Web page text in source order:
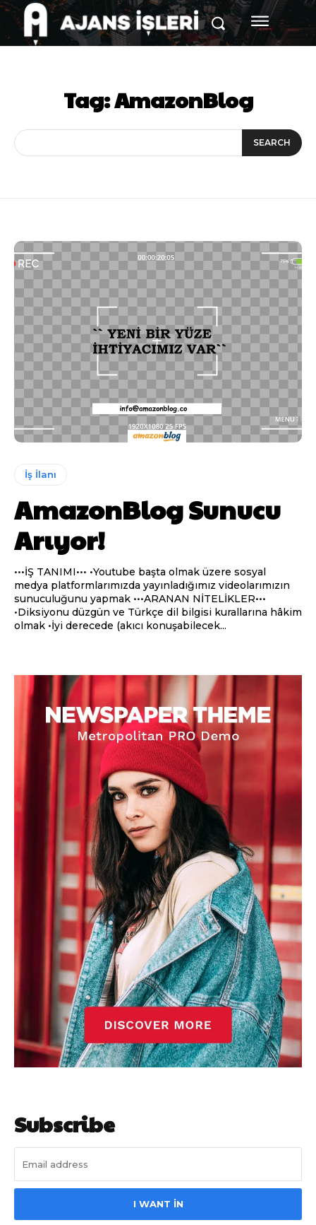
Tag:AmazonBlog
SEARCH
İş İlanı
AmazonBlog Sunucu
Arıyor!
•••İŞ TANIMI••• •Youtube başta olmak üzere sosyal
medya platformlarımızda yayınladığımız videolarımızın
sunuculuğunu yapmak •••ARANAN NİTELİKLER•••
•Diksiyonu düzgün ve Türkçe dil bilgisi kurallarına hâkim
olmak •İyi derecede (akıcı konuşabilecek...
Subscribe
I WANT IN